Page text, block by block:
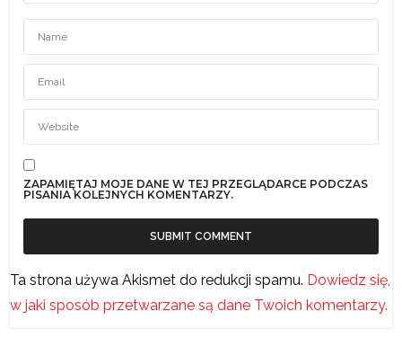
ZAPAMIĘTAJ MOJE DANE W TEJ PRZEGLĄDARCE PODCZAS
PISANIA KOLEJNYCH KOMENTARZY.
Ta strona używa Akismet do redukcji spamu. Dowiedz się,
w jaki sposób przetwarzane są dane Twoich komentarzy.